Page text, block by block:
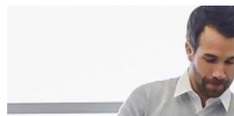
Garantieverlängerung
Großkunden